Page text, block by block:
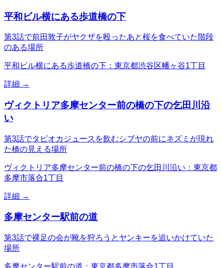
平和ビル横にある歩道橋の下
第3話で前田敦子がヤクザを殴ったあと桜を食べていた階段
のある場所
平和ビル横にある歩道橋の下：東京都渋谷区幡ヶ谷1丁目
詳細 →
ヴィクトリア多摩センター前の橋の下の乞田川沿
い
第3話でタピオカジュースを飲むシブヤの前にネズミが現れ
た橋の見える場所
ヴィクトリア多摩センター前の橋の下の乞田川沿い：東京都
多摩市落合1丁目
詳細 →
多摩センター駅前の道
第3話で裸足の会が靴を狩ろうとヤンキーを追いかけていた
場所